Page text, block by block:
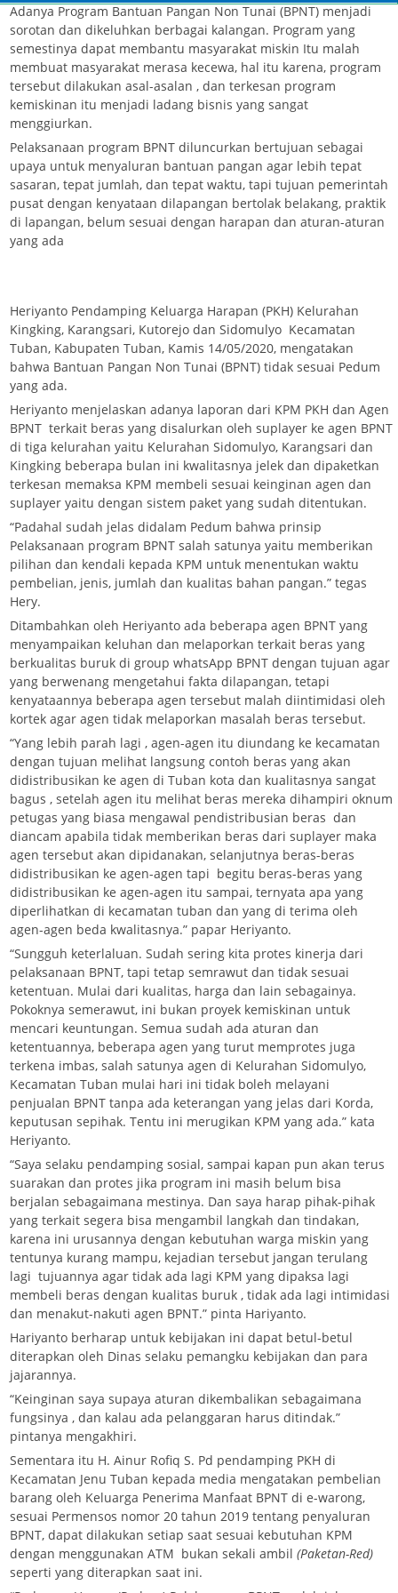
Adanya Program Bantuan Pangan Non Tunai (BPNT) menjadi
sorotan dan dikeluhkan berbagai kalangan. Program yang
semestinya dapat membantu masyarakat miskin Itu malah
membuat masyarakat merasa kecewa, hal itu karena, program
tersebut dilakukan asal-asalan , dan terkesan program
kemiskinan itu menjadi ladang bisnis yang sangat
menggiurkan.
Pelaksanaan program BPNT diluncurkan bertujuan sebagai
upaya untuk menyaluran bantuan pangan agar lebih tepat
sasaran, tepat jumlah, dan tepat waktu, tapi tujuan pemerintah
pusat dengan kenyataan dilapangan bertolak belakang, praktik
di lapangan, belum sesuai dengan harapan dan aturan-aturan
yang ada
Heriyanto Pendamping Keluarga Harapan (PKH) Kelurahan
Kingking, Karangsari, Kutorejo dan Sidomulyo Kecamatan
Tuban, Kabupaten Tuban, Kamis 14/05/2020, mengatakan
bahwa Bantuan Pangan Non Tunai (BPNT) tidak sesuai Pedum
yang ada.
Heriyanto menjelaskan adanya laporan dari KPM PKH dan Agen
BPNT terkait beras yang disalurkan oleh suplayer ke agen BPNT
di tiga kelurahan yaitu Kelurahan Sidomulyo, Karangsari dan
Kingking beberapa bulan ini kwalitasnya jelek dan dipaketkan
terkesan memaksa KPM membeli sesuai keinginan agen dan
suplayer yaitu dengan sistem paket yang sudah ditentukan.
“Padahal sudah jelas didalam Pedum bahwa prinsip
Pelaksanaan program BPNT salah satunya yaitu memberikan
pilihan dan kendali kepada KPM untuk menentukan waktu
pembelian, jenis, jumlah dan kualitas bahan pangan.” tegas
Hery.
Ditambahkan oleh Heriyanto ada beberapa agen BPNT yang
menyampaikan keluhan dan melaporkan terkait beras yang
berkualitas buruk di group whatsApp BPNT dengan tujuan agar
yang berwenang mengetahui fakta dilapangan, tetapi
kenyataannya beberapa agen tersebut malah diintimidasi oleh
kortek agar agen tidak melaporkan masalah beras tersebut.
“Yang lebih parah lagi , agen-agen itu diundang ke kecamatan
dengan tujuan melihat langsung contoh beras yang akan
didistribusikan ke agen di Tuban kota dan kualitasnya sangat
bagus , setelah agen itu melihat beras mereka dihampiri oknum
petugas yang biasa mengawal pendistribusian beras dan
diancam apabila tidak memberikan beras dari suplayer maka
agen tersebut akan dipidanakan, selanjutnya beras-beras
didistribusikan ke agen-agen tapi begitu beras-beras yang
didistribusikan ke agen-agen itu sampai, ternyata apa yang
diperlihatkan di kecamatan tuban dan yang di terima oleh
agen-agen beda kwalitasnya.” papar Heriyanto.
“Sungguh keterlaluan. Sudah sering kita protes kinerja dari
pelaksanaan BPNT, tapi tetap semrawut dan tidak sesuai
ketentuan. Mulai dari kualitas, harga dan lain sebagainya.
Pokoknya semerawut, ini bukan proyek kemiskinan untuk
mencari keuntungan. Semua sudah ada aturan dan
ketentuannya, beberapa agen yang turut memprotes juga
terkena imbas, salah satunya agen di Kelurahan Sidomulyo,
Kecamatan Tuban mulai hari ini tidak boleh melayani
penjualan BPNT tanpa ada keterangan yang jelas dari Korda,
keputusan sepihak. Tentu ini merugikan KPM yang ada.” kata
Heriyanto.
“Saya selaku pendamping sosial, sampai kapan pun akan terus
suarakan dan protes jika program ini masih belum bisa
berjalan sebagaimana mestinya. Dan saya harap pihak-pihak
yang terkait segera bisa mengambil langkah dan tindakan,
karena ini urusannya dengan kebutuhan warga miskin yang
tentunya kurang mampu, kejadian tersebut jangan terulang
lagi tujuannya agar tidak ada lagi KPM yang dipaksa lagi
membeli beras dengan kualitas buruk , tidak ada lagi intimidasi
dan menakut-nakuti agen BPNT.” pinta Hariyanto.
Hariyanto berharap untuk kebijakan ini dapat betul-betul
diterapkan oleh Dinas selaku pemangku kebijakan dan para
jajarannya.
“Keinginan saya supaya aturan dikembalikan sebagaimana
fungsinya , dan kalau ada pelanggaran harus ditindak.”
pintanya mengakhiri.
Sementara itu H. Ainur Rofiq S. Pd pendamping PKH di
Kecamatan Jenu Tuban kepada media mengatakan pembelian
barang oleh Keluarga Penerima Manfaat BPNT di e-warong,
sesuai Permensos nomor 20 tahun 2019 tentang penyaluran
BPNT, dapat dilakukan setiap saat sesuai kebutuhan KPM
dengan menggunakan ATM bukan sekali ambil (Paketan-Red)
seperti yang diterapkan saat ini.